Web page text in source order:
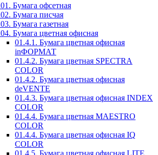
Бумага офсетная
Бумага писчая
Бумага газетная
Бумага цветная офисная
01.4.1. Бумага цветная офисная
inФОРМАТ
01.4.2. Бумага цветная SPECTRA
COLOR
01.4.2. Бумага цветная офисная
deVENTE
01.4.3. Бумага цветная офисная INDEX
COLOR
01.4.4. Бумага цветная MAESTRO
COLOR
01.4.4. Бумага цветная офисная IQ
COLOR
01.4.5. Бумага цветная офисная LITE